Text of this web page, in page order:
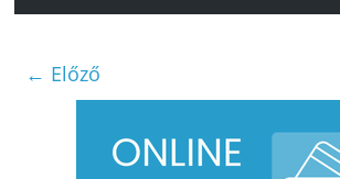
← Előző